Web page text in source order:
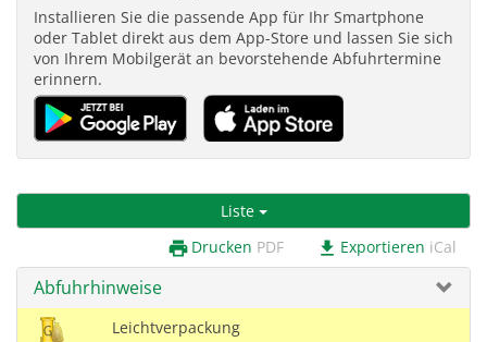
Installieren Sie die passende App für Ihr Smartphone
oder Tablet direkt aus dem App-Store und lassen Sie sich
von Ihrem Mobilgerät an bevorstehende Abfuhrtermine
erinnern.
Liste
print Drucken PDF download Exportieren iCal
Abfuhrhinweise
Leichtverpackung